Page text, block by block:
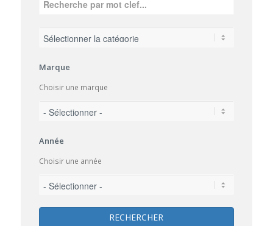
Marque
Choisir une marque
Année
Choisir une année
RECHERCHER